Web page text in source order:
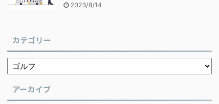
2023/8/14
カテゴリー
アーカイブ